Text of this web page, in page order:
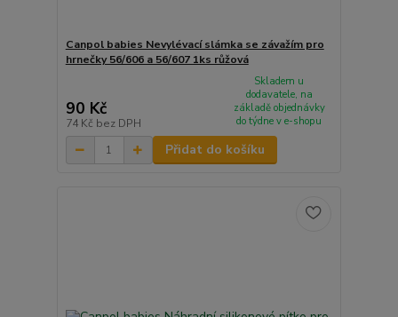
Canpol babies Nevylévací slámka se závažím pro
hrnečky 56/606 a 56/607 1ks růžová
90 Kč
74 Kč bez DPH
Skladem u
dodavatele, na
základě objednávky
do týdne v e-shopu
Přidat do košíku